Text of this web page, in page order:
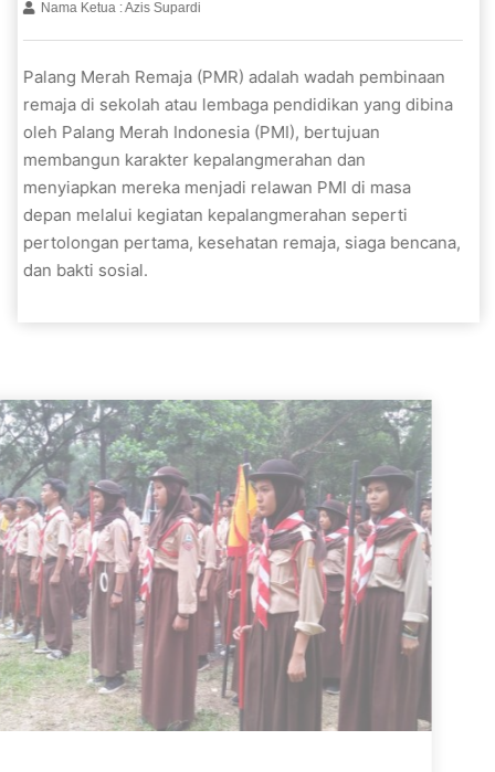
Nama Ketua : Azis Supardi
Palang Merah Remaja (PMR) adalah wadah pembinaan
remaja di sekolah atau lembaga pendidikan yang dibina
oleh Palang Merah Indonesia (PMI), bertujuan
membangun karakter kepalangmerahan dan
menyiapkan mereka menjadi relawan PMI di masa
depan melalui kegiatan kepalangmerahan seperti
pertolongan pertama, kesehatan remaja, siaga bencana,
dan bakti sosial.